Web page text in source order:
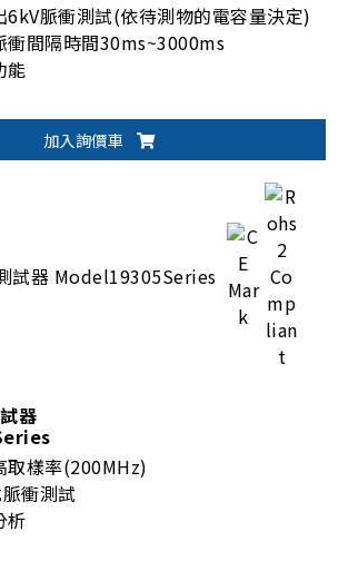
6kV脈衝測試(依待測物的電容量決定)
衝間隔時間30ms~3000ms
能
加入詢價車
器
取樣率(200MHz)
衝測試
析